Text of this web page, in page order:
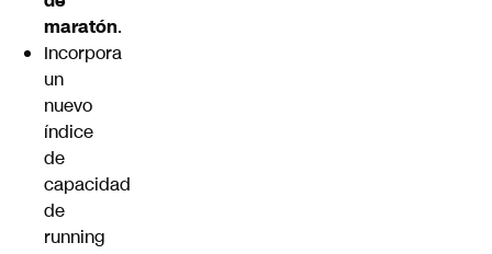
maratón.
Incorpora
un
nuevo
índice
de
capacidad
de
running